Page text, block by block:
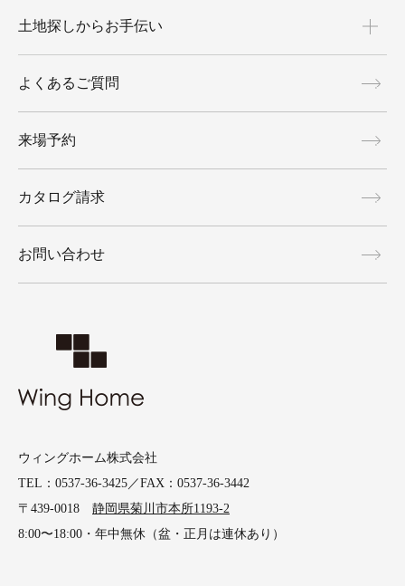
ウィングホーム株式会社
TEL：0537-36-3425／FAX：0537-36-3442
〒439-0018 静岡県菊川市本所1193-2
8:00〜18:00・年中無休（盆・正月は連休あり）
土地探しからお手伝い
よくあるご質問
来場予約
カタログ請求
お問い合わせ